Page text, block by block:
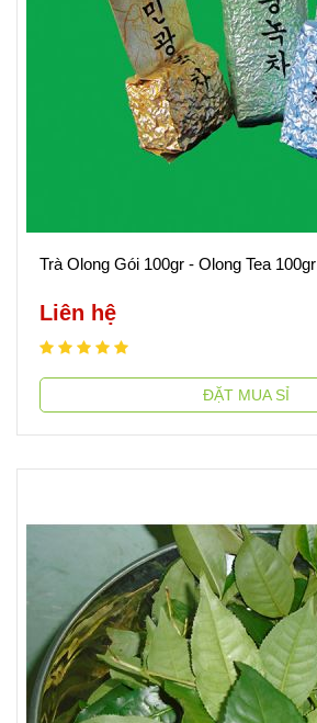
Trà Olong Gói 100gr - Olong Tea 100gr
Liên hệ
ĐẶT MUA SỈ